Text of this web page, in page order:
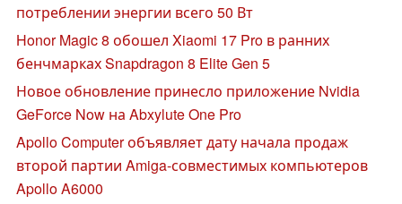
потреблении энергии всего 50 Вт
Honor Magic 8 обошел Xiaomi 17 Pro в ранних
бенчмарках Snapdragon 8 Elite Gen 5
Новое обновление принесло приложение Nvidia
GeForce Now на Abxylute One Pro
Apollo Computer объявляет дату начала продаж
второй партии Amiga-совместимых компьютеров
Apollo A6000